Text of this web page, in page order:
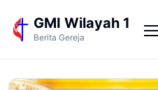
GMI Wilayah 1
Berita Gereja